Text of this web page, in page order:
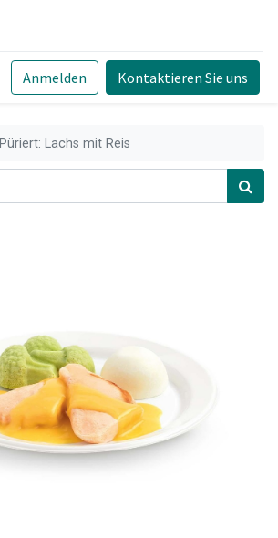
Anmelden Kontaktieren Sie uns
Püriert: Lachs mit Reis